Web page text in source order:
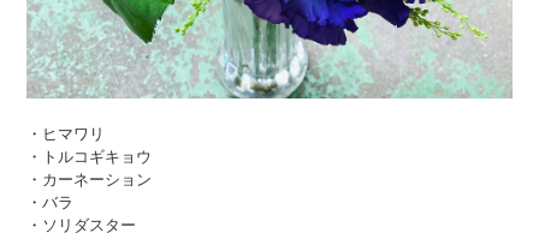
・ヒマワリ
・トルコギキョウ
・カーネーション
・バラ
・ソリダスター